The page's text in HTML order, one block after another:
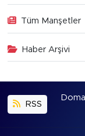
Tüm Manşetler
Haber Arşivi
RSS